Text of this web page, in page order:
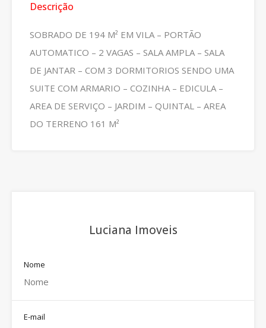
Descrição
SOBRADO DE 194 M² EM VILA – PORTÃO
AUTOMATICO – 2 VAGAS – SALA AMPLA – SALA
DE JANTAR – COM 3 DORMITORIOS SENDO UMA
SUITE COM ARMARIO – COZINHA – EDICULA –
AREA DE SERVIÇO – JARDIM – QUINTAL – AREA
DO TERRENO 161 M²
Luciana Imoveis
Nome
E-mail